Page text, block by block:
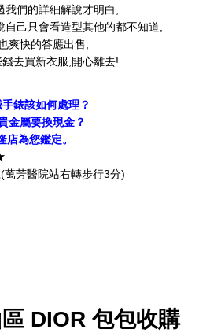
我們的詳細解說才明白,
自己只會看造型其他的都不知道,
爽快的答應出售,
去買新衣服,開心離去!
錶該如何處理？
金屬要換現金？
為您鑑定。
芳醫院站右轉步行3分)
區 DIOR 包包收購